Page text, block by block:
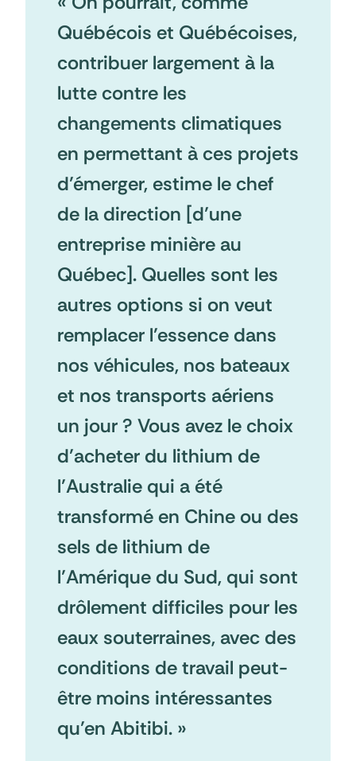
Québécois et Québécoises,
contribuer largement à la
lutte contre les
changements climatiques
en permettant à ces projets
d’émerger, estime le chef
de la direction [d’une
entreprise minière au
Québec]. Quelles sont les
autres options si on veut
remplacer l’essence dans
nos véhicules, nos bateaux
et nos transports aériens
un jour ? Vous avez le choix
d’acheter du lithium de
l’Australie qui a été
transformé en Chine ou des
sels de lithium de
l’Amérique du Sud, qui sont
drôlement difficiles pour les
eaux souterraines, avec des
conditions de travail peut-
être moins intéressantes
qu’en Abitibi. »